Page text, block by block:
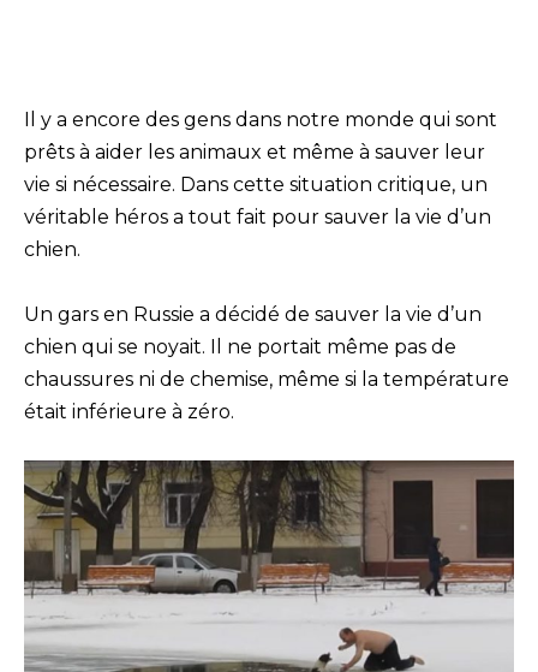
Il y a encore des gens dans notre monde qui sont
prêts à aider les animaux et même à sauver leur
vie si nécessaire. Dans cette situation critique, un
véritable héros a tout fait pour sauver la vie d’un
chien.
Un gars en Russie a décidé de sauver la vie d’un
chien qui se noyait. Il ne portait même pas de
chaussures ni de chemise, même si la température
était inférieure à zéro.